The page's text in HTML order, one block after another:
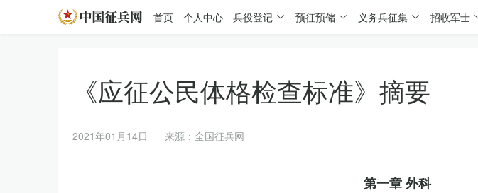
首页 个人中心 兵役登记 预征预储 义务兵征集 招收军士
《应征公民体格检查标准》摘要
2021年01月14日 来源：全国征兵网
第一章 外科